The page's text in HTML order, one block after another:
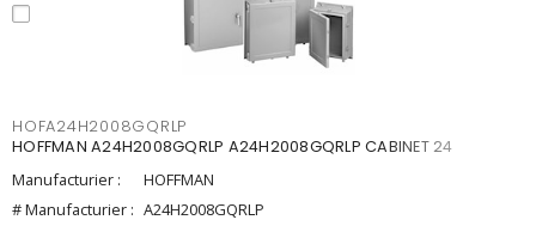
HOFA24H2008GQRLP
HOFFMAN A24H2008GQRLP A24H2008GQRLP CABINET 24
Manufacturier :
HOFFMAN
# Manufacturier : A24H2008GQRLP